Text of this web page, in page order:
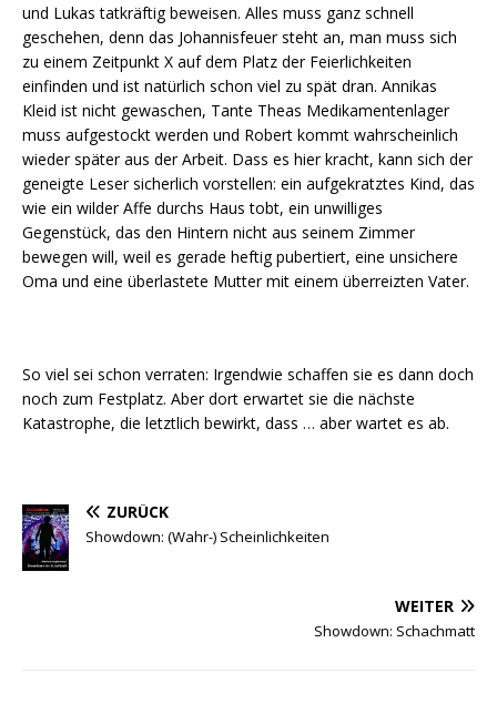
und Lukas tatkräftig beweisen. Alles muss ganz schnell
geschehen, denn das Johannisfeuer steht an, man muss sich
zu einem Zeitpunkt X auf dem Platz der Feierlichkeiten
einfinden und ist natürlich schon viel zu spät dran. Annikas
Kleid ist nicht gewaschen, Tante Theas Medikamentenlager
muss aufgestockt werden und Robert kommt wahrscheinlich
wieder später aus der Arbeit. Dass es hier kracht, kann sich der
geneigte Leser sicherlich vorstellen: ein aufgekratztes Kind, das
wie ein wilder Affe durchs Haus tobt, ein unwilliges
Gegenstück, das den Hintern nicht aus seinem Zimmer
bewegen will, weil es gerade heftig pubertiert, eine unsichere
Oma und eine überlastete Mutter mit einem überreizten Vater.
So viel sei schon verraten: Irgendwie schaffen sie es dann doch
noch zum Festplatz. Aber dort erwartet sie die nächste
Katastrophe, die letztlich bewirkt, dass … aber wartet es ab.
ZURÜCK
Showdown: (Wahr-) Scheinlichkeiten
WEITER
Showdown: Schachmatt